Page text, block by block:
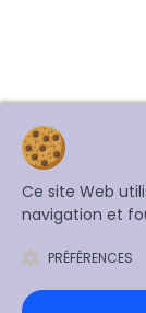
Ce site Web
navigation et
PRÉFÉRENCES